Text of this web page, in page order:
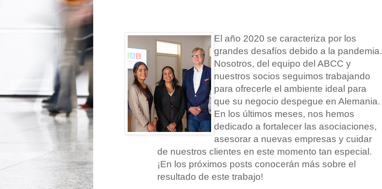
El año 2020 se caracteriza por los
grandes desafíos debido a la pandemia.
Nosotros, del equipo del ABCC y
nuestros socios seguimos trabajando
para ofrecerle el ambiente ideal para
que su negocio despegue en Alemania.
En los últimos meses, nos hemos
dedicado a fortalecer las asociaciones,
asesorar a nuevas empresas y cuidar
de nuestros clientes en este momento tan especial.
¡En los próximos posts conocerán más sobre el
resultado de este trabajo!